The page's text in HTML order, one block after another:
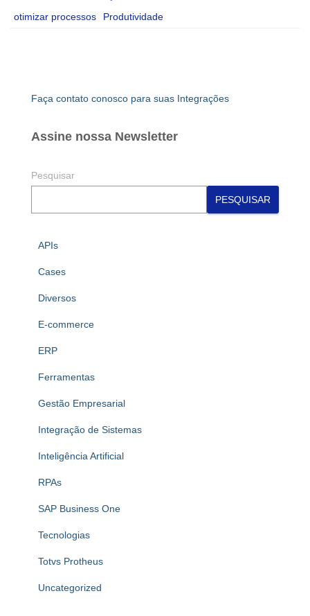
otimizar processos
Produtividade
Faça contato conosco para suas Integrações
Assine nossa Newsletter
Pesquisar
PESQUISAR
APIs
Cases
Diversos
E-commerce
ERP
Ferramentas
Gestão Empresarial
Integração de Sistemas
Inteligência Artificial
RPAs
SAP Business One
Tecnologias
Totvs Protheus
Uncategorized